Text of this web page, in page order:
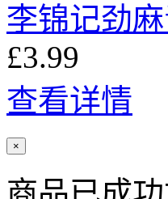
李锦记劲
£3.99
查看详情
×